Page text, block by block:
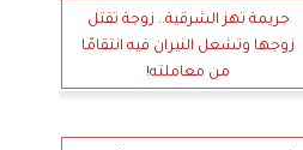
جريمة تهز الشرقية.. زوجة تقتل
زوجها وتشعل النيران فيه انتقامًا
من معاملته!